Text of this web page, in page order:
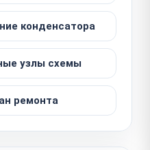
конденсатора
узлы схемы
ремонта